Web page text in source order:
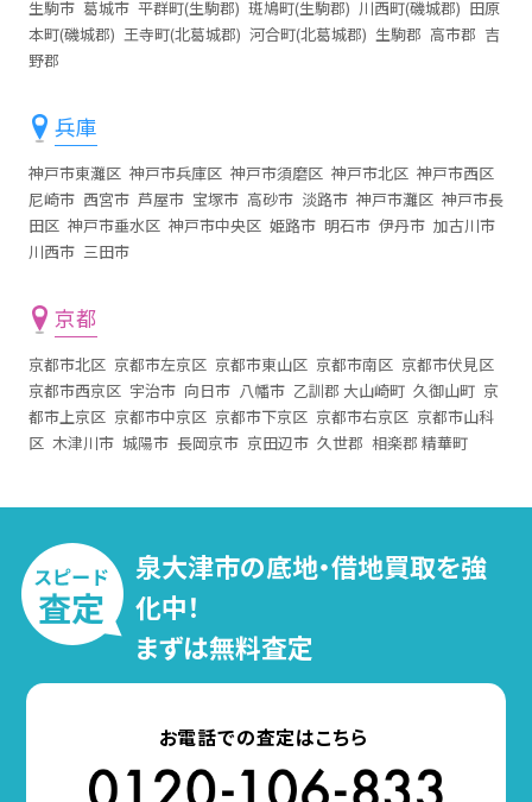
生駒市 葛城市 平群町(生駒郡) 斑鳩町(生駒郡) 川西町(磯城郡) 田原
本町(磯城郡) 王寺町(北葛城郡) 河合町(北葛城郡) 生駒郡 高市郡 吉
野郡
兵庫
神戸市東灘区 神戸市兵庫区 神戸市須磨区 神戸市北区 神戸市西区
尼崎市 西宮市 芦屋市 宝塚市 高砂市 淡路市 神戸市灘区 神戸市長
田区 神戸市垂水区 神戸市中央区 姫路市 明石市 伊丹市 加古川市
川西市 三田市
京都
京都市北区 京都市左京区 京都市東山区 京都市南区 京都市伏見区
京都市西京区 宇治市 向日市 八幡市 乙訓郡 大山崎町 久御山町 京
都市上京区 京都市中京区 京都市下京区 京都市右京区 京都市山科
区 木津川市 城陽市 長岡京市 京田辺市 久世郡 相楽郡 精華町
泉大津市の底地・借地買取を強
化中！
まずは無料査定
お電話での査定はこちら